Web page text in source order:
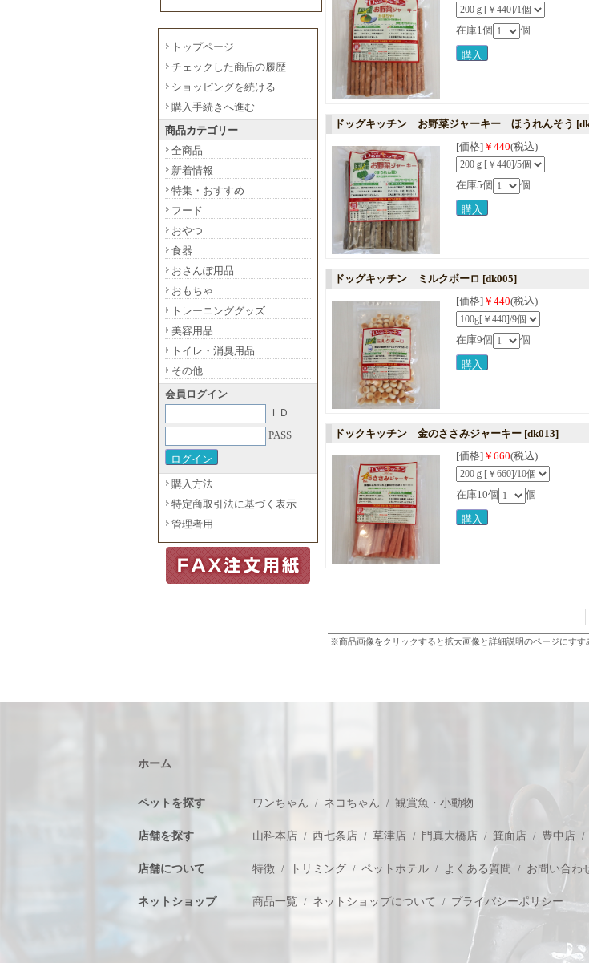
在庫1個 個
ドッグキッチン お野菜ジャーキー ほうれんそう
[価格] ￥440(税込)
在庫5個 個
ドッグキッチン ミルクボーロ [dk005]
[価格] ￥440(税込)
在庫9個 個
ドックキッチン 金のささみジャーキー [dk013]
[価格] ￥660(税込)
在庫10個 個
※商品画像をクリックすると拡大画像と詳細説明のページにすす
トップページ
チェックした商品の履歴
ショッピングを続ける
購入手続きへ進む
商品カテゴリー
全商品
新着情報
特集・おすすめ
フード
おやつ
食器
おさんぽ用品
おもちゃ
トレーニンググッズ
美容用品
トイレ・消臭用品
その他
会員ログイン
ＩＤ
PASS
購入方法
特定商取引法に基づく表示
管理者用
ホーム
ペットを探す ワンちゃん ネコちゃん 観賞魚・小動物
店舗を探す 山科本店 西七条店 草津店 門真大橋店 箕面店 豊中店
店舗について 特徴 トリミング ペットホテル よくある質問 お問い合わ
ネットショップ 商品一覧 ネットショップについて プライバシーポリシー